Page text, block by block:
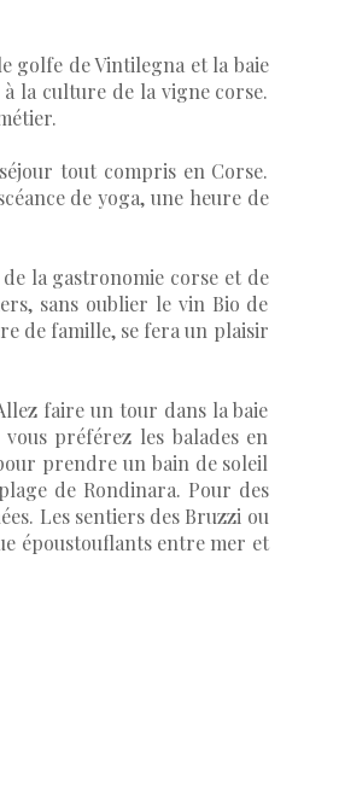
golfe de Vintilegna et la baie
la culture de la vigne corse.
tout compris en Corse.
de yoga, une heure de
la gastronomie corse et de
sans oublier le vin Bio de
de famille, se fera un plaisir
faire un tour dans la baie
préférez les balades en
prendre un bain de soleil
de Rondinara. Pour des
Les sentiers des Bruzzi ou
époustouflants entre mer et